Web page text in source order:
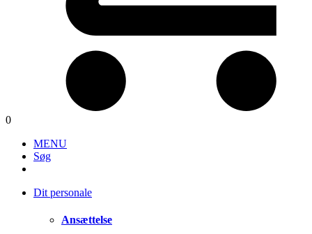
0
MENU
Søg
Dit personale
Ansættelse